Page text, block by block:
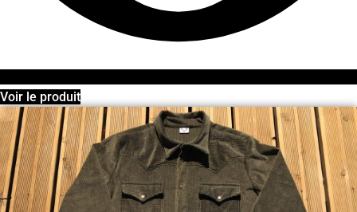
Voir le produit